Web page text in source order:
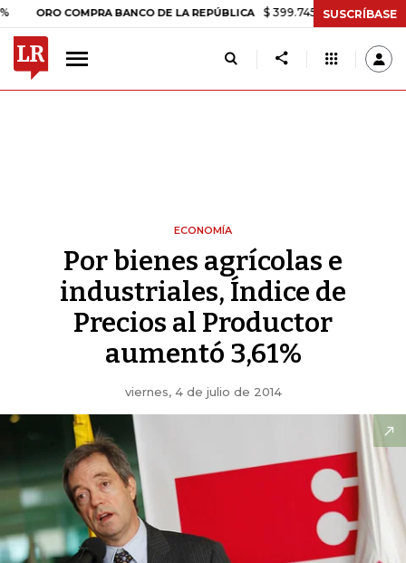
COMPRA BANCO DE LA REPÚBLICA $ 399.745,16 +$ 2.295,71 +0,58%
SUSCRÍBASE
ECONOMÍA
Por bienes agrícolas e
industriales, Índice de
Precios al Productor
aumentó 3,61%
viernes, 4 de julio de 2014